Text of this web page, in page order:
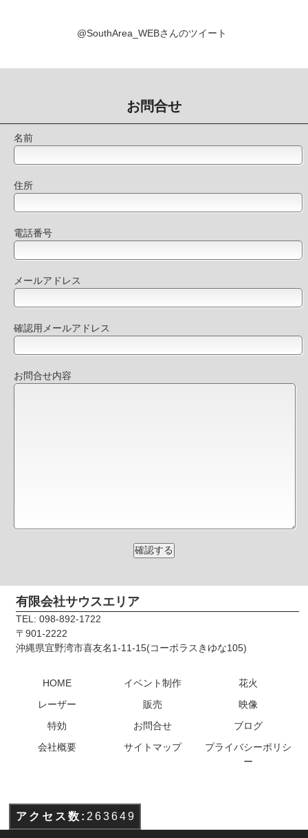
@SouthArea_WEBさんのツイート
お問合せ
名前
住所
電話番号
メールアドレス
確認用メールアドレス
お問合せ内容
有限会社サウスエリア
TEL: 098-892-1722
〒901-2222
沖縄県宜野湾市喜友名1-11-15(コーポラスきゆな105)
HOME イベント制作
花火
レーザー
販売
映像
特効
お問合せ
ブログ
会社概要
サイトマップ
プライバシーポリシ
ー
アクセス数: 263649